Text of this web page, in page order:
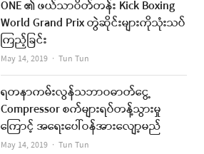
ONE ၏ ဖယ်သာဝိတ်တန်း Kick Boxing
World Grand Prix တွဲဆိုင်းများကိုသုံးသပ်
ကြည့်ခြင်း
May 14, 2019 Author
Tun Tun
ရတနာကမ်းလွန်သဘာဝဓာတ်ငွေ့
Compressor စက်များရပ်တန့်သွားမှု
ကြောင့် အရေးပေါ်ဝန်အားလျော့မည်
May 14, 2019 Author
Tun Tun